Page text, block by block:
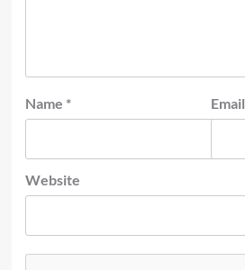
Name * Email
Website